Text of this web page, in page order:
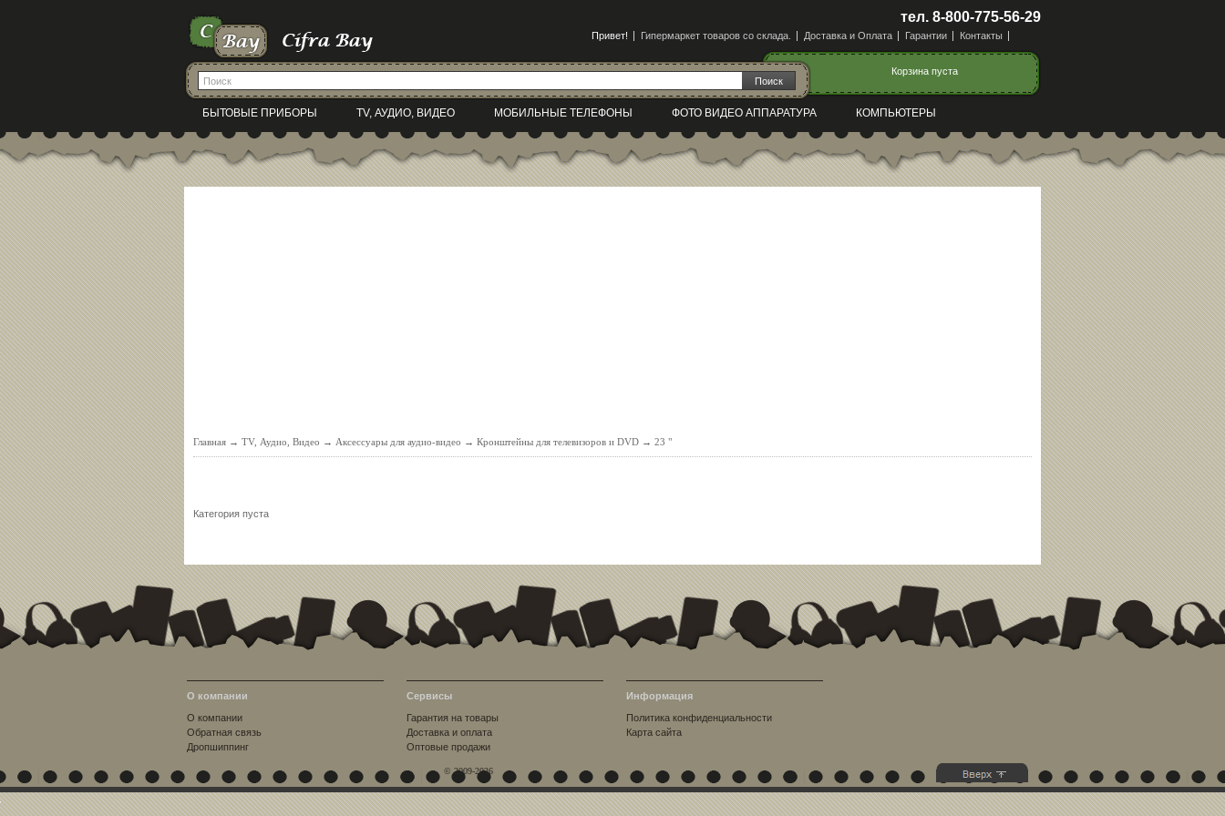
тел. 8-800-775-56-29
Привет! Гипермаркет товаров со склада. Доставка и Оплата Гарантии Контакты
Корзина пуста
БЫТОВЫЕ ПРИБОРЫ TV, АУДИО, ВИДЕО МОБИЛЬНЫЕ ТЕЛЕФОНЫ ФОТО ВИДЕО АППАРАТУРА КОМПЬЮТЕРЫ
Главная → TV, Аудио, Видео → Аксессуары для аудио-видео → Кронштейны для телевизоров и DVD → 23 "
Категория пуста
О компании
О компании
Обратная связь
Дропшиппинг
Сервисы
Гарантия на товары
Доставка и оплата
Оптовые продажи
Информация
Политика конфиденциальности
Карта сайта
© 2009-2026